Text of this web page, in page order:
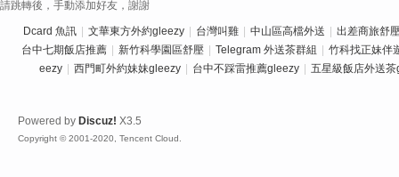
請跳轉後，手動添加好友，謝謝
Dcard 魚訊 文華東方外約gleezy 台灣叫雞 中山區高檔外送
出差商旅舒
台中七期飯店推薦
新竹科學園區舒壓 Telegram 外送茶群組
竹科找正妹伴
eezy
西門町外約妹妹gleezy 台中不踩雷推薦gleezy 五星級飯店外送
Powered by Discuz! X3.5
Copyright © 2001-2020, Tencent Cloud.